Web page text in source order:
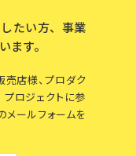
たい方、事業
ます。
売店様、プロダク
プロジェクトに参
メールフォームを